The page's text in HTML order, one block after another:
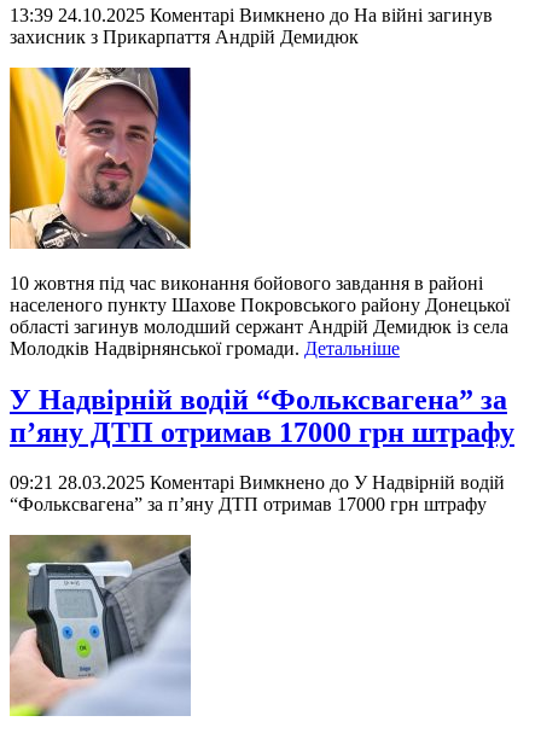
13:39 24.10.2025 Коментарі Вимкнено до На війні загинув
захисник з Прикарпаття Андрій Демидюк
10 жовтня під час виконання бойового завдання в районі
населеного пункту Шахове Покровського району Донецької
області загинув молодший сержант Андрій Демидюк із села
Молодків Надвірнянської громади. Детальніше
У Надвірній водій “Фольксвагена” за
п’яну ДТП отримав 17000 грн штрафу
09:21 28.03.2025 Коментарі Вимкнено до У Надвірній водій
“Фольксвагена” за п’яну ДТП отримав 17000 грн штрафу